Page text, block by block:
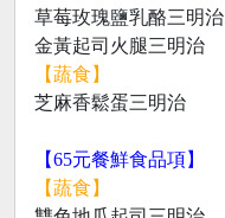
草莓玫瑰鹽乳酪三明治
金黃起司火腿三明治
【蔬食】
芝麻香鬆蛋三明治
【65元餐鮮食品項】
【蔬食】